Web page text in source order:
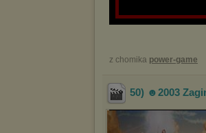
z chomika power-game
50) ☻2003